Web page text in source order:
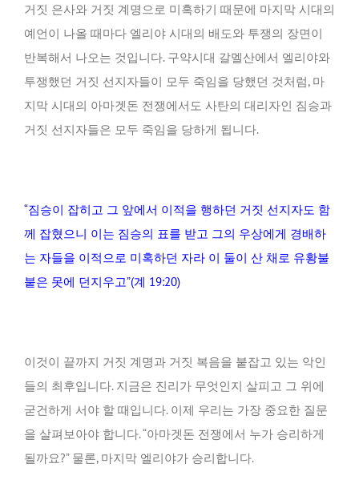
거짓 은사와 거짓 계명으로 미혹하기 때문에 마지막 시대의
예언이 나올 때마다 엘리야 시대의 배도와 투쟁의 장면이
반복해서 나오는 것입니다. 구약시대 갈멜산에서 엘리야와
투쟁했던 거짓 선지자들이 모두 죽임을 당했던 것처럼, 마
지막 시대의 아마겟돈 전쟁에서도 사탄의 대리자인 짐승과
거짓 선지자들은 모두 죽임을 당하게 됩니다.
“짐승이 잡히고 그 앞에서 이적을 행하던 거짓 선지자도 함
께 잡혔으니 이는 짐승의 표를 받고 그의 우상에게 경배하
는 자들을 이적으로 미혹하던 자라 이 둘이 산 채로 유황불
붙은 못에 던지우고”(계 19:20)
이것이 끝까지 거짓 계명과 거짓 복음을 붙잡고 있는 악인
들의 최후입니다. 지금은 진리가 무엇인지 살피고 그 위에
굳건하게 서야 할 때입니다. 이제 우리는 가장 중요한 질문
을 살펴보아야 합니다. “아마겟돈 전쟁에서 누가 승리하게
될까요?” 물론, 마지막 엘리야가 승리합니다.